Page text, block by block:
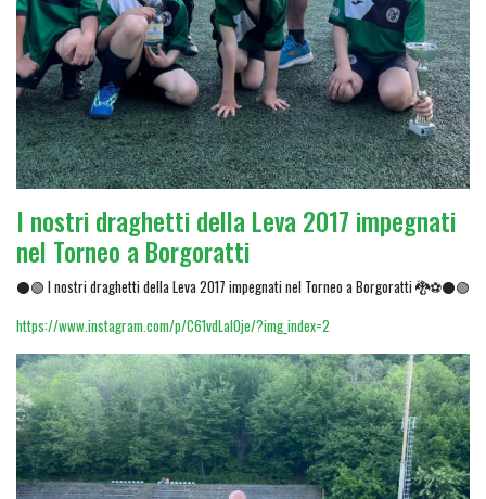
I nostri draghetti della Leva 2017 impegnati
nel Torneo a Borgoratti
⚫🟢 I nostri draghetti della Leva 2017 impegnati nel Torneo a Borgoratti 🐉⚽⚫🟢
https://www.instagram.com/p/C61vdLaI0je/?img_index=2